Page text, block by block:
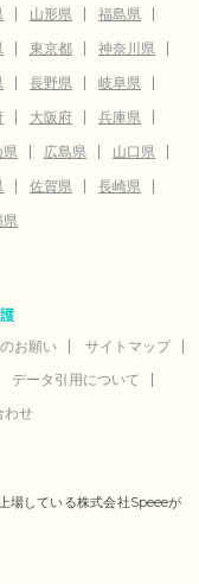
山形県
福島県
東京都
神奈川県
長野県
岐阜県
大阪府
兵庫県
県 広島県
山口県
佐賀県
長崎県
県
お願い
サイトマップ
データ引用について
わせ
場している株式会社Speeeが